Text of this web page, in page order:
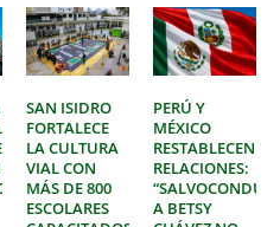
SAN ISIDRO
FORTALECE
LA CULTURA
VIAL CON
MÁS DE 800
ESCOLARES
PERÚ Y
MÉXICO
RESTABLECEN
RELACIONES:
A BETSY